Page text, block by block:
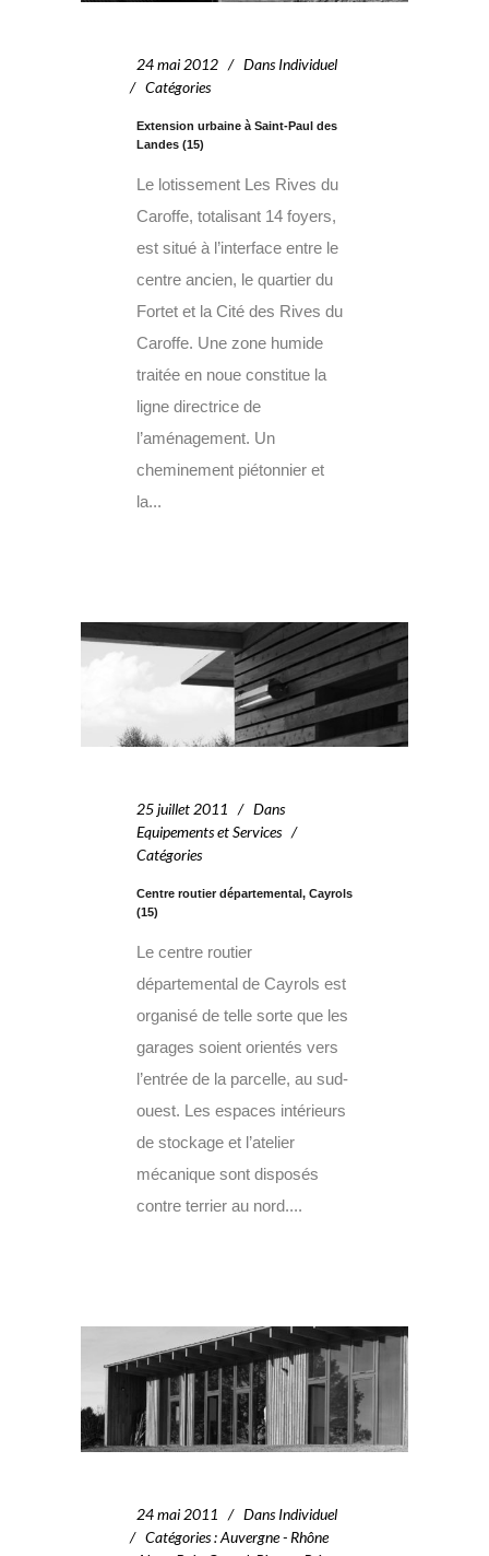
24 mai 2012 Dans Individuel
Catégories
Extension urbaine à Saint-Paul des
Landes (15)
Le lotissement Les Rives du
Caroffe, totalisant 14 foyers,
est situé à l’interface entre le
centre ancien, le quartier du
Fortet et la Cité des Rives du
Caroffe. Une zone humide
traitée en noue constitue la
ligne directrice de
l’aménagement. Un
cheminement piétonnier et
la...
25 juillet 2011
Dans
Equipements et Services
Catégories
Centre routier départemental, Cayrols
(15)
Le centre routier
départemental de Cayrols est
organisé de telle sorte que les
garages soient orientés vers
l’entrée de la parcelle, au sud-
ouest. Les espaces intérieurs
de stockage et l’atelier
mécanique sont disposés
contre terrier au nord....
24 mai 2011 Dans Individuel
Catégories:Auvergne - Rhône